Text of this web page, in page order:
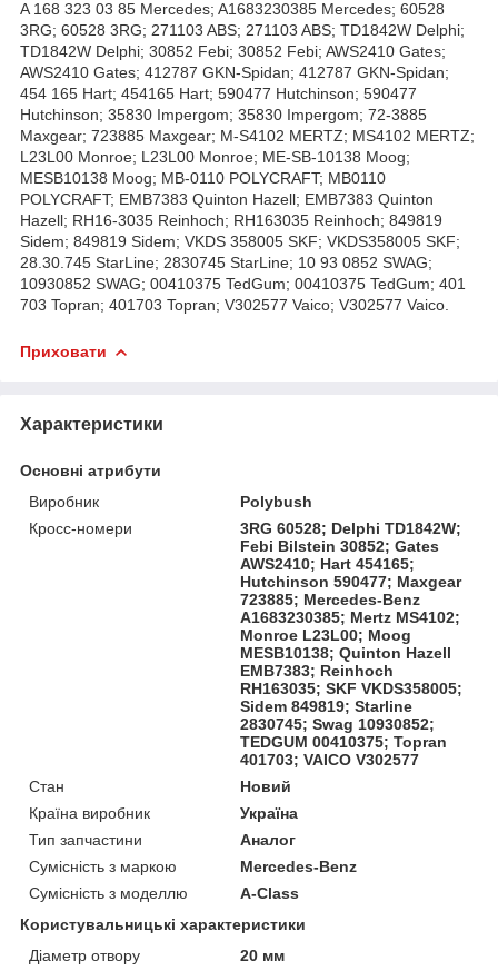
A 168 323 03 85 Mercedes; A1683230385 Mercedes; 60528
3RG; 60528 3RG; 271103 ABS; 271103 ABS; TD1842W Delphi;
TD1842W Delphi; 30852 Febi; 30852 Febi; AWS2410 Gates;
AWS2410 Gates; 412787 GKN-Spidan; 412787 GKN-Spidan;
454 165 Hart; 454165 Hart; 590477 Hutchinson; 590477
Hutchinson; 35830 Impergom; 35830 Impergom; 72-3885
Maxgear; 723885 Maxgear; M-S4102 MERTZ; MS4102 MERTZ;
L23L00 Monroe; L23L00 Monroe; ME-SB-10138 Moog;
MESB10138 Moog; MB-0110 POLYCRAFT; MB0110
POLYCRAFT; EMB7383 Quinton Hazell; EMB7383 Quinton
Hazell; RH16-3035 Reinhoch; RH163035 Reinhoch; 849819
Sidem; 849819 Sidem; VKDS 358005 SKF; VKDS358005 SKF;
28.30.745 StarLine; 2830745 StarLine; 10 93 0852 SWAG;
10930852 SWAG; 00410375 TedGum; 00410375 TedGum; 401
703 Topran; 401703 Topran; V302577 Vaico; V302577 Vaico.
Приховати
Характеристики
Основні атрибути
Виробник
Polybush
Кросс-номери
3RG 60528; Delphi TD1842W;
Febi Bilstein 30852; Gates
AWS2410; Hart 454165;
Hutchinson 590477; Maxgear
723885; Mercedes-Benz
A1683230385; Mertz MS4102;
Monroe L23L00; Moog
MESB10138; Quinton Hazell
EMB7383; Reinhoch
RH163035; SKF VKDS358005;
Sidem 849819; Starline
2830745; Swag 10930852;
TEDGUM 00410375; Topran
401703; VAICO V302577
Стан
Новий
Країна виробник
Україна
Тип запчастини
Аналог
Сумісність з маркою
Mercedes-Benz
Сумісність з моделлю
A-Class
Користувальницькі характеристики
Діаметр отвору
20 мм